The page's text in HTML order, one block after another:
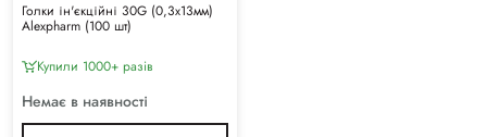
Голки ін'єкційні 30G (0,3х13мм)
Alexpharm (100 шт)
Купили 1000+ разiв
Немає в наявності